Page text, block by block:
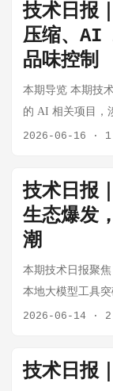
技术日报
压缩、AI
品味控制
本期导览 本期技
的 AI 相关项目，
输出质量控制三
token 成本往往是
术，将工具输出
进行压缩，实测可
量不变。项目支
式，GitHub 一周
集，Twitter/
2026-06-16 ·
技术日报
生态爆发
潮
本期技术日报聚
本地大模型工具突
8.2万星，同时收
2026-06-14 ·
技术日报